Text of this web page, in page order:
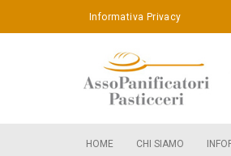
Informativa Privacy
HOME CHI SIAMO